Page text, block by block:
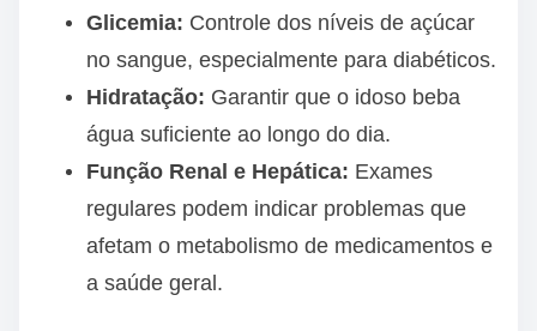
Glicemia: Controle dos níveis de açúcar
no sangue, especialmente para diabéticos.
Hidratação: Garantir que o idoso beba
água suficiente ao longo do dia.
Função Renal e Hepática: Exames
regulares podem indicar problemas que
afetam o metabolismo de medicamentos e
a saúde geral.